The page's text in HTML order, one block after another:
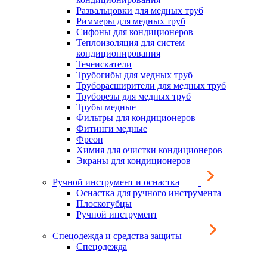
Развальцовки для медных труб
Риммеры для медных труб
Сифоны для кондиционеров
Теплоизоляция для систем
кондиционирования
Течеискатели
Трубогибы для медных труб
Труборасширители для медных труб
Труборезы для медных труб
Трубы медные
Фильтры для кондиционеров
Фитинги медные
Фреон
Химия для очистки кондиционеров
Экраны для кондиционеров
Ручной инструмент и оснастка
Оснастка для ручного инструмента
Плоскогубцы
Ручной инструмент
Спецодежда и средства защиты
Спецодежда